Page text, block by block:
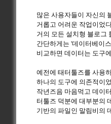
많은 사용자들이 자신의
거롭고 어려운 작업이었
거의 모든 설치형 블로그
간단하게는 '데이터베이
비교하면 데이터는 도구
예전에 태터툴즈를 사용
하나의 도구에 의존적이
작년즈음 마음먹고 데이
터툴즈 덕분에 대부분의
기반의 파일인 말림비의